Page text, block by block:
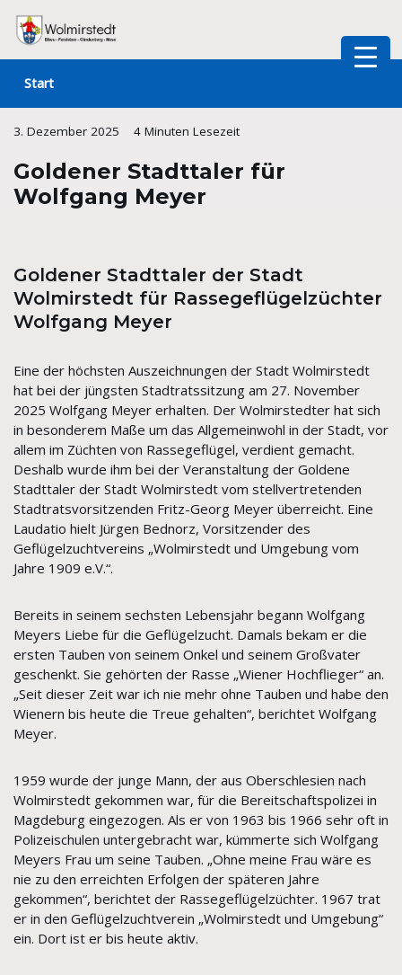
Zum
springen
Start
3. Dezember 2025 4 Minuten Lesezeit
Goldener Stadttaler für
Wolfgang Meyer
Goldener Stadttaler der Stadt
Wolmirstedt für Rassegeflügelzüchter
Wolfgang Meyer
Eine der höchsten Auszeichnungen der Stadt Wolmirstedt
hat bei der jüngsten Stadtratssitzung am 27. November
2025 Wolfgang Meyer erhalten. Der Wolmirstedter hat sich
in besonderem Maße um das Allgemeinwohl in der Stadt, vor
allem im Züchten von Rassegeflügel, verdient gemacht.
Deshalb wurde ihm bei der Veranstaltung der Goldene
Stadttaler der Stadt Wolmirstedt vom stellvertretenden
Stadtratsvorsitzenden Fritz-Georg Meyer überreicht. Eine
Laudatio hielt Jürgen Bednorz, Vorsitzender des
Geflügelzuchtvereins „Wolmirstedt und Umgebung vom
Jahre 1909 e.V.“.
Bereits in seinem sechsten Lebensjahr begann Wolfgang
Meyers Liebe für die Geflügelzucht. Damals bekam er die
ersten Tauben von seinem Onkel und seinem Großvater
geschenkt. Sie gehörten der Rasse „Wiener Hochflieger“ an.
„Seit dieser Zeit war ich nie mehr ohne Tauben und habe den
Wienern bis heute die Treue gehalten“, berichtet Wolfgang
Meyer.
1959 wurde der junge Mann, der aus Oberschlesien nach
Wolmirstedt gekommen war, für die Bereitschaftspolizei in
Magdeburg eingezogen. Als er von 1963 bis 1966 sehr oft in
Polizeischulen untergebracht war, kümmerte sich Wolfgang
Meyers Frau um seine Tauben. „Ohne meine Frau wäre es
nie zu den erreichten Erfolgen der späteren Jahre
gekommen“, berichtet der Rassegeflügelzüchter. 1967 trat
er in den Geflügelzuchtverein „Wolmirstedt und Umgebung“
ein. Dort ist er bis heute aktiv.